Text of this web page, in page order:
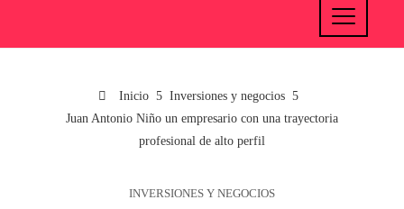
Inicio
Inversiones y negocios
Juan Antonio Niño un empresario con una trayectoria
profesional de alto perfil
INVERSIONES Y NEGOCIOS